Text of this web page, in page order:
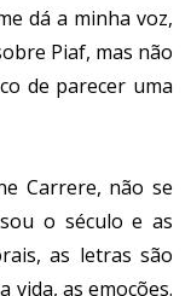
dá a minha voz,
Piaf, mas não
de parecer uma
Carrere, não se
o século e as
as letras são
vida, as emoções.